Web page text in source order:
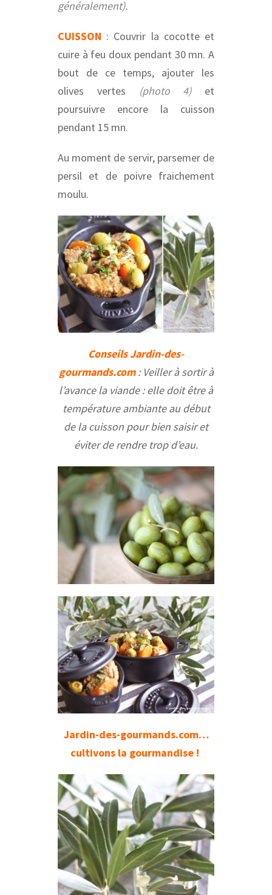
généralement).
CUISSON : Couvrir la cocotte et
cuire à feu doux pendant 30 mn. A
bout de ce temps, ajouter les
olives vertes
(photo 4)et
poursuivre encore la cuisson
pendant 15 mn.
Au moment de servir, parsemer de
persil et de poivre fraichement
moulu.
Conseils Jardin-des-
gourmands.com: Veiller à sortir à
l’avance la viande : elle doit être à
température ambiante au début
de la cuisson pour bien saisir et
éviter de rendre trop d’eau.
Jardin-des-gourmands.com…
cultivons la gourmandise !